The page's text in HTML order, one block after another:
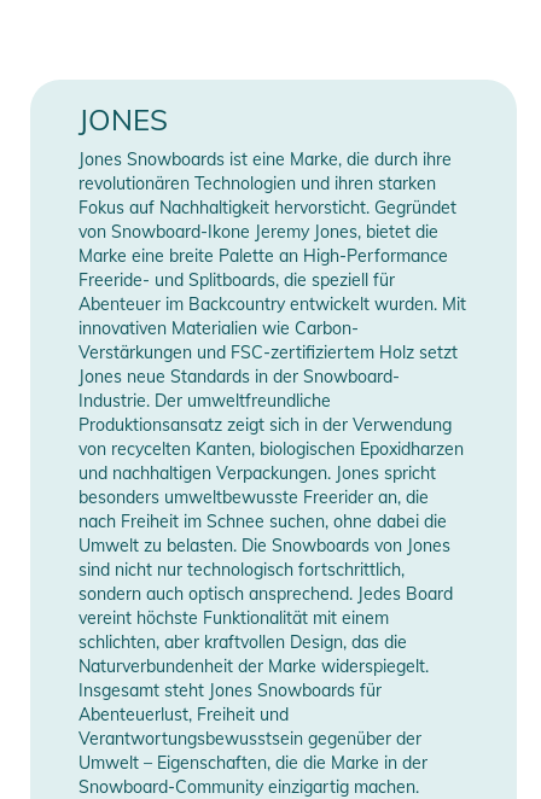
Straps zwischen den Bindungen austauscht. Die Comfort Flex
Ankle Straps sind 3D-geformt, um den Druck auf die Schlaufe
verhindern. Der Orion ist außerdem mit unseren neuen 3D
Flex Fit 2.0 Zehenschlaufen ausgestattet. Der flache 3D Flex
Fit 2.0 Zehenriemen ist leicht dehnbar und passt sich jeder
Schuhform an.
Eigenschaften:
- Nylon, Pfosten aus recyceltem Carbon
- Flushcup-Technologie
- Universelle Befestigungsscheibe
- Komfort-Schaumstoff-Fußpolster
- Aufhänger 3.0
- Progressiver Flex-Hochrücken
- Comfort Flex Knöchelriemen
- 3D Flex Fit 2.5 Zehenriemen
- Bombensichere Schnallen
- Werkzeuglose Gurtverstellung
- Gurtbefestigung mit Scharnierverbindung
- Vorgekrümmte Leitern
Produktinformationen und
Sicherheitshinweise
Bindungs-Typ Standard
Manufacturer
Information
Herstellerangaben
anzeigen
JONES
Jones Snowboards ist eine Marke, die durch ihre
revolutionären Technologien und ihren starken
Fokus auf Nachhaltigkeit hervorsticht. Gegründet
von Snowboard-Ikone Jeremy Jones, bietet die
Marke eine breite Palette an High-Performance
Freeride- und Splitboards, die speziell für
Abenteuer im Backcountry entwickelt wurden. Mit
innovativen Materialien wie Carbon-
Verstärkungen und FSC-zertifiziertem Holz setzt
Jones neue Standards in der Snowboard-
Industrie. Der umweltfreundliche
Produktionsansatz zeigt sich in der Verwendung
von recycelten Kanten, biologischen Epoxidharzen
und nachhaltigen Verpackungen. Jones spricht
besonders umweltbewusste Freerider an, die
nach Freiheit im Schnee suchen, ohne dabei die
Umwelt zu belasten. Die Snowboards von Jones
sind nicht nur technologisch fortschrittlich,
sondern auch optisch ansprechend. Jedes Board
vereint höchste Funktionalität mit einem
schlichten, aber kraftvollen Design, das die
Naturverbundenheit der Marke widerspiegelt.
Insgesamt steht Jones Snowboards für
Abenteuerlust, Freiheit und
Verantwortungsbewusstsein gegenüber der
Umwelt – Eigenschaften, die die Marke in der
Snowboard-Community einzigartig machen.